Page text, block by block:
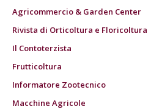
Agricommercio & Garden Center
Rivista di Orticoltura e Floricoltura
Il Contoterzista
Frutticoltura
Informatore Zootecnico
Macchine Agricole